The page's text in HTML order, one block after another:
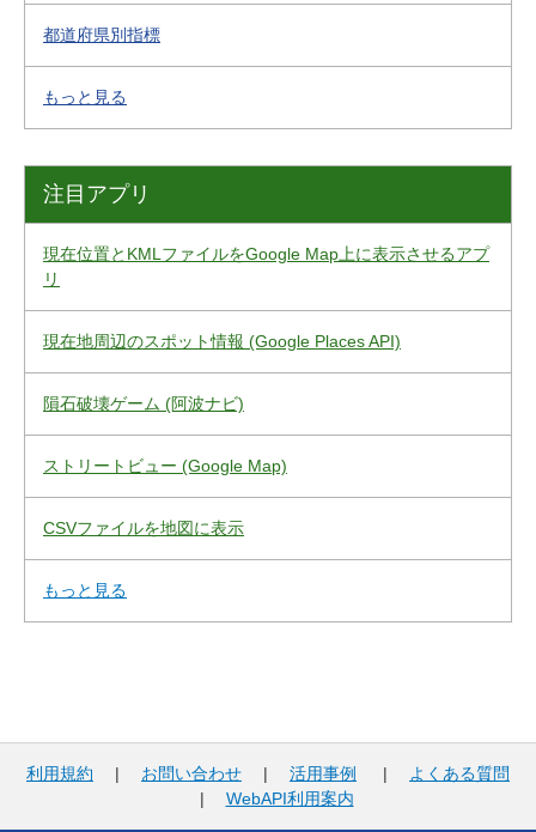
都道府県別指標
もっと見る
注目アプリ
現在位置とKMLファイルをGoogle Map上に表示させるアプ
リ
現在地周辺のスポット情報 (Google Places API)
隕石破壊ゲーム (阿波ナビ)
ストリートビュー (Google Map)
CSVファイルを地図に表示
もっと見る
利用規約 | お問い合わせ | 活用事例 |
よくある質問
| WebAPI利用案内